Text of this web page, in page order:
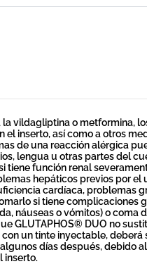
vildagliptina o metformina,
inserto, así como a otros
de una reacción alérgica
lengua u otras partes del
tiene función renal
hepáticos previos por el
cardíaca, problemas
si tiene complicaciones
náuseas o vómitos) o coma
GLUTAPHOS® DUO no
un tinte inyectable, deberá
días después, debido
inserto.